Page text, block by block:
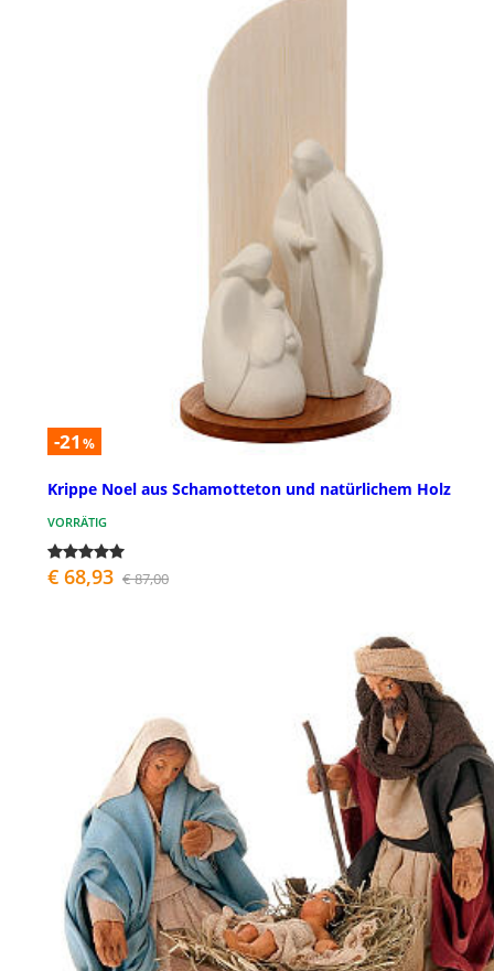
-21 %
Krippe Noel aus Schamotteton und natürlichem Holz
VORRÄTIG
€ 68,93 € 87,00